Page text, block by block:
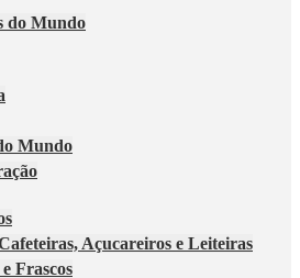
do Mundo
Mundo
Açucareiros e Leiteiras
Frascos